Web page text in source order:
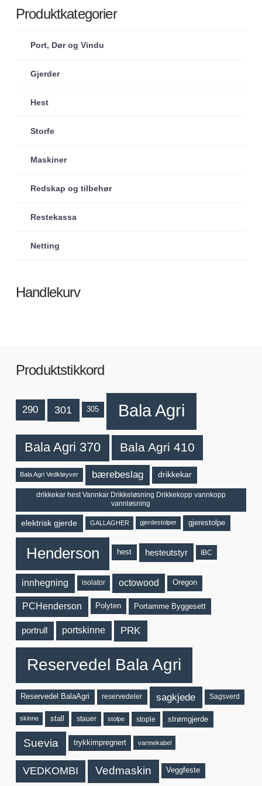
Produktkategorier
Port, Dør og Vindu
Gjerder
Hest
Storfe
Maskiner
Redskap og tilbehør
Restekassa
Netting
Handlekurv
Produktstikkord
290 301 305 Bala Agri
Bala Agri 370 Bala Agri 410
Bala Agri Vedkløyver bærebeslag drikkekar
drikkekar hest Vannkar Drikkeløsning Drikkekopp vannkopp
vannløsning
elektrisk gjerde GALLAGHER gjerdestolper gjerestolpe
Henderson hest hesteutstyr IBC
innhegning isolator octowood Oregon
PCHenderson Polyten Portamme Byggesett
portrull portskinne PRK
Reservedel Bala Agri
Reservedel BalaAgri reservedeler sagkjede Sagsverd
skinne stall stauer stolpe stople strømgjerde
Suevia trykkimpregnert varmekabel
VEDKOMBI Vedmaskin Veggfeste